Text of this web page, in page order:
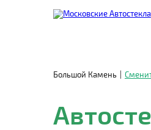
Большой Камень